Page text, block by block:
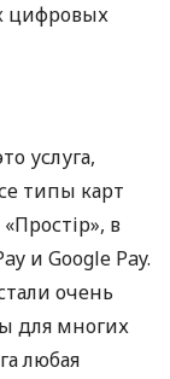
цифровых
услуга,
типы карт
в
и Google Pay.
очень
для многих
любая